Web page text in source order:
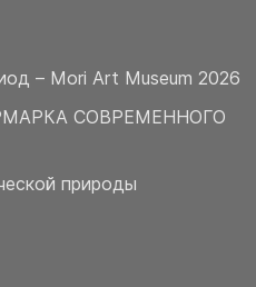
– Mori Art Museum 2026
СОВРЕМЕННОГО
природы